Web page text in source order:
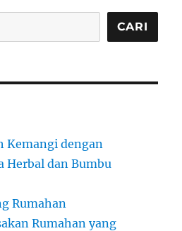
CARI
Kemangi dengan
Herbal dan Bumbu
Rumahan
Rumahan yang